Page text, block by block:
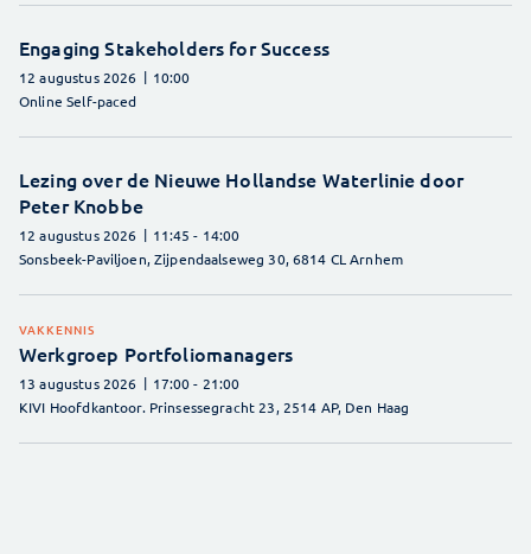
Engaging Stakeholders for Success
12 augustus 2026
10:00
Online Self-paced
Lezing over de Nieuwe Hollandse Waterlinie door
Peter Knobbe
12 augustus 2026 11:45 - 14:00
Sonsbeek-Paviljoen, Zijpendaalseweg 30, 6814 CL Arnhem
VAKKENNIS
Werkgroep Portfoliomanagers
13 augustus 2026 17:00- 21:00
KIVI Hoofdkantoor. Prinsessegracht 23, 2514 AP, Den Haag